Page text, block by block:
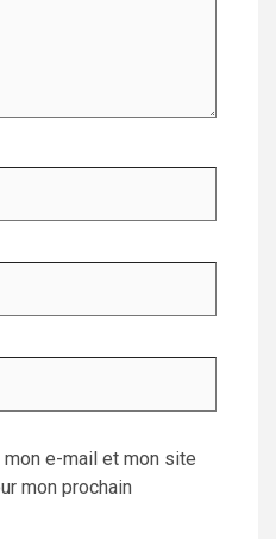
mon e-mail et mon site
mon prochain